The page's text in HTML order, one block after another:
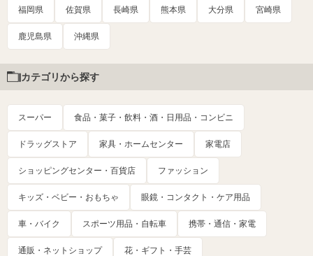
福岡県 佐賀県 長崎県 熊本県 大分県 宮崎県
鹿児島県 沖縄県
カテゴリから探す
スーパー 食品・菓子・飲料・酒・日用品・コンビニ
ドラッグストア 家具・ホームセンター 家電店
ショッピングセンター・百貨店 ファッション
キッズ・ベビー・おもちゃ 眼鏡・コンタクト・ケア用品
車・バイク スポーツ用品・自転車 携帯・通信・家電
通販・ネットショップ 花・ギフト・手芸